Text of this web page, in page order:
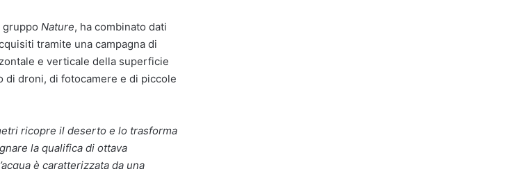
Nature, ha combinato dati
tramite una campagna di
e verticale della superficie
di droni, di fotocamere e di piccole
ricopre il deserto e lo trasforma
la qualifica di ottava
è caratterizzata da una